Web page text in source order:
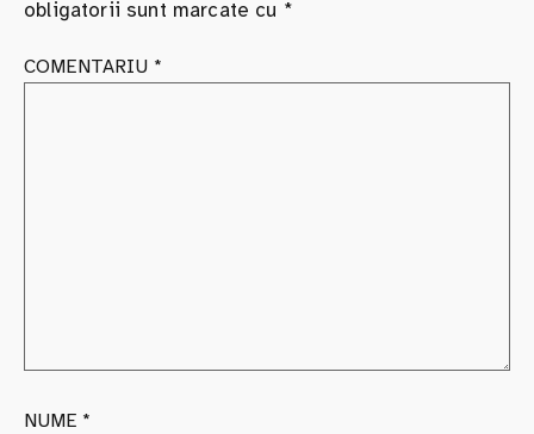
obligatorii sunt marcate cu *
COMENTARIU *
NUME *